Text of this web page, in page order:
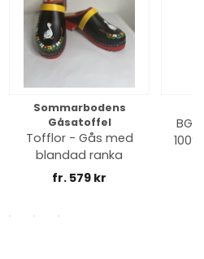
Sommarbodens
Gåsatoffel
Tofflor - Gås med
blandad ranka
fr. 579 kr